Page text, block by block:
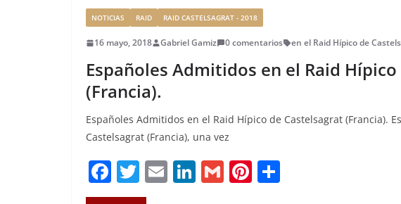
NOTICIAS RAID RAID CASTELSAGRAT - 2018
16 mayo, 2018 Gabriel Gamiz 0 comentarios en el Raid Hípico de
Españoles Admitidos en el Raid
(Francia).
Españoles Admitidos en el Raid Hípico de Castelsagrat (Francia).
Castelsagrat (Francia), una vez
F
a
T
w
E Li G Pi